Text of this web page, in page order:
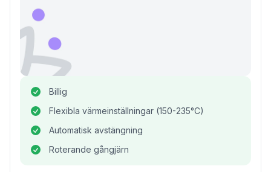
Billig
Flexibla värmeinställningar (150-235°C)
Automatisk avstängning
Roterande gångjärn